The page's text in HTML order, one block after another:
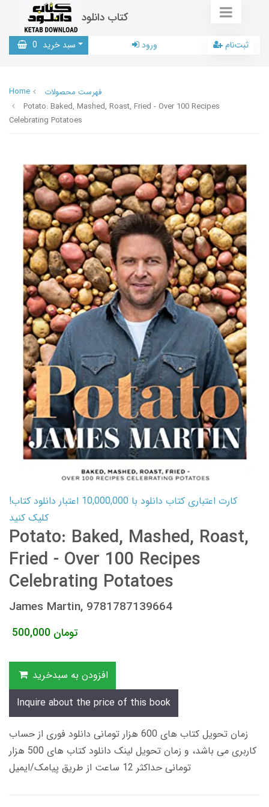
کتاب دانلود
سبد خرید 0 ورود ثبت‌نام
Home
فهرست محصولات
Potato: Baked, Mashed, Roast, Fried - Over 100 Recipes
Celebrating Potatoes
کارت اعتباری کتاب دانلود با 10,000,000 اعتبار دانلود کتاب!
کلیک کنید
Potato: Baked, Mashed, Roast,
Fried - Over 100 Recipes
Celebrating Potatoes
James Martin, 9781787139664
500,000 تومان
افزودن به سبدخرید
Inquire about the price of this book
زمان تحویل کتاب های 600 هزار تومانی دانلود فوری از حساب
کاربری می باشد، و زمان تحویل لینک دانلود کتاب های 500 هزار
تومانی حداکثر 12 ساعت از طریق پیامک/ایمیل